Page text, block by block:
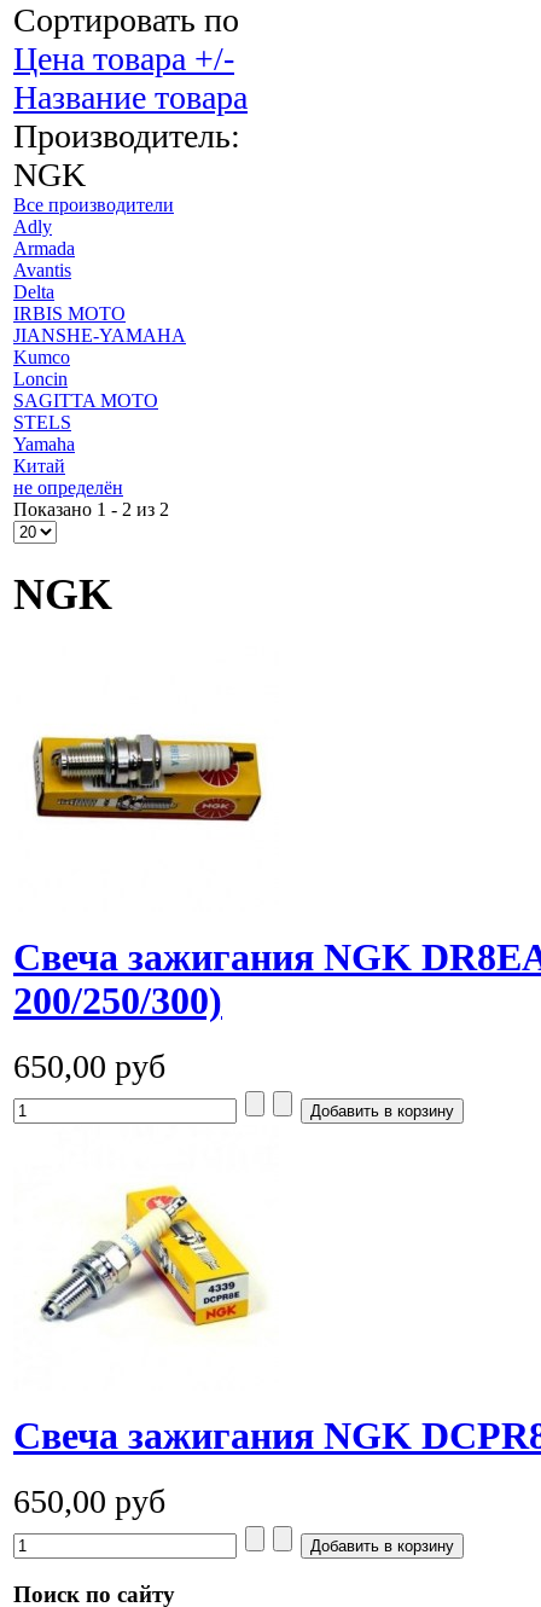
Сортировать по
Цена товара +/-
Название товара
Производитель:
NGK
Все производители
Adly
Armada
Avantis
Delta
IRBIS MOTO
JIANSHE-YAMAHA
Kumco
Loncin
SAGITTA MOTO
STELS
Yamaha
Китай
не определён
Показано 1 - 2 из 2
NGK
Свеча зажигания NGK
200/250/300)
650,00 руб
Cвеча зажигания NGK
650,00 руб
Поиск по сайту